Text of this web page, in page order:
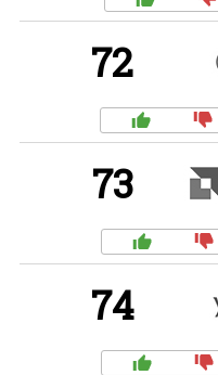
72
73
74